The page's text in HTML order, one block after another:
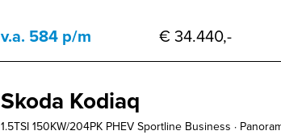
v.a. 584 p/m € 34.440,-
Skoda Kodiaq
1.5TSI 150KW/204PK PHEV Sportline Business ·